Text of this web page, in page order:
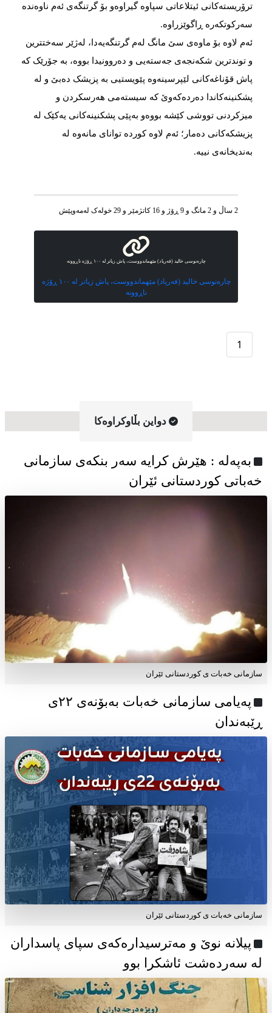
ترۆریستەکانی ئیتلاعاتی سپاوە گیراوەو بۆ گرتنگەی ئەم ناوەندە
سەرکوتکەرە ڕاگوێزراوە.
ئەم لاوە بۆ ماوەی سێ مانگ لەم گرتنگەیەدا، لەژێر سەختترین
و توندترین شکەنجەی جەستەیی و دەروونیدا بووە، بە جۆرێک کە
پاش قۆناغەکانی لێپرسینەوە پێویستیی بە پزیشک دەبێ و لە
پشکنینەکاندا دەردەکەوێ کە سیستەمی هەرسکردن و
میزکردنی تووشی کێشە بووەو بەپێی پشکنینەکانی یەکێک لە
پزیشکەکانی دەمار؛ ئەم لاوە کوردە توانای مانەوە لە
بەندیخانەی نییە.
2 ساڵ و 2 مانگ و 9 ڕۆژ و 16 کاتژمێر و 29 خوله‌ک له‌مه‌وپێش‌
چارەنوسی خالید (فەریاد) مێهماندووست، پاش زیاتر لە ١٠٠ ڕۆژە ناڕوونە
چارەنوسی خالید (فەریاد) مێهماندووست، پاش زیاتر لە ١٠٠ ڕۆژە
ناڕوونە
1
دواین بڵاوکراوه‌کا
به‌په‌له‌ : هێرش کرایە سەر بنکەی سازمانی
خەباتی کوردستانی ئێران
سازمانی خەبات ی کوردستانی ئێران
پەیامی سازمانی خەبات بەبۆنەی ۲۲ی
ڕێبەندان
سازمانی خەبات ی كوردستانی ئێران
پیلانە نوێ و مەترسیدارەکەی سپای پاسداران
لە سەردەشت ئاشکرا بوو